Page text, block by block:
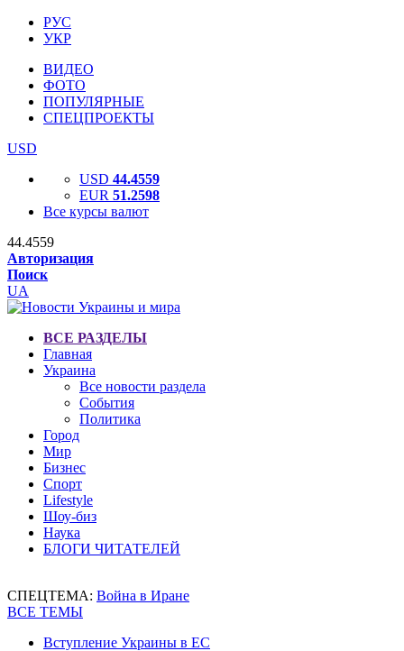
РУС
УКР
ВИДЕО
ФОТО
ПОПУЛЯРНЫЕ
СПЕЦПРОЕКТЫ
USD
USD 44.4559
EUR 51.2598
Все курсы валют
44.4559
Авторизация
Поиск
UA
ВСЕ РАЗДЕЛЫ
Главная
Украина
Все новости раздела
События
Политика
Город
Мир
Бизнес
Спорт
Lifestyle
Шоу-биз
Наука
БЛОГИ ЧИТАТЕЛЕЙ
СПЕЦТЕМА: Война в Иране
ВСЕ ТЕМЫ
Вступление Украины в ЕС